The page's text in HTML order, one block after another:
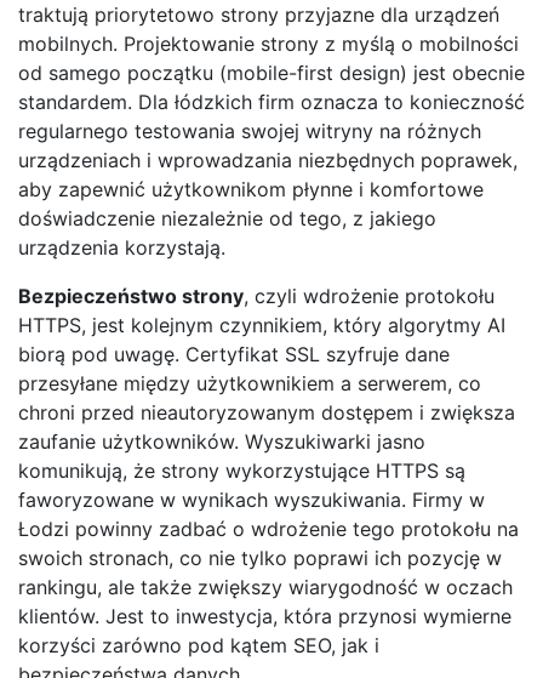
traktują priorytetowo strony przyjazne dla urządzeń
mobilnych. Projektowanie strony z myślą o mobilności
od samego początku (mobile-first design) jest obecnie
standardem. Dla łódzkich firm oznacza to konieczność
regularnego testowania swojej witryny na różnych
urządzeniach i wprowadzania niezbędnych poprawek,
aby zapewnić użytkownikom płynne i komfortowe
doświadczenie niezależnie od tego, z jakiego
urządzenia korzystają.
Bezpieczeństwo strony, czyli wdrożenie protokołu
HTTPS, jest kolejnym czynnikiem, który algorytmy AI
biorą pod uwagę. Certyfikat SSL szyfruje dane
przesyłane między użytkownikiem a serwerem, co
chroni przed nieautoryzowanym dostępem i zwiększa
zaufanie użytkowników. Wyszukiwarki jasno
komunikują, że strony wykorzystujące HTTPS są
faworyzowane w wynikach wyszukiwania. Firmy w
Łodzi powinny zadbać o wdrożenie tego protokołu na
swoich stronach, co nie tylko poprawi ich pozycję w
rankingu, ale także zwiększy wiarygodność w oczach
klientów. Jest to inwestycja, która przynosi wymierne
korzyści zarówno pod kątem SEO, jak i